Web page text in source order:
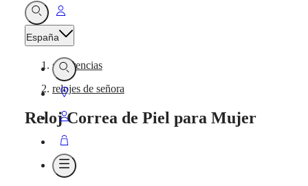
Abrir
Buscar
a
Mi
cuenta
España
Abrir
Buscar
Ir
a
tiendas
Ir
Mi
cuenta
a
Cesta
Abrir
Menú
sugerencias
-
relojes de señora
Reloj Correa de Piel para Mujer